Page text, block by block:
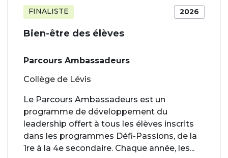
2026
FINALISTE
Bien-être des élèves
Parcours Ambassadeurs
Collège de Lévis
Le Parcours Ambassadeurs est un
programme de développement du
leadership offert à tous les élèves inscrits
dans les programmes Défi-Passions, de la
1re à la 4e secondaire. Chaque année, les...